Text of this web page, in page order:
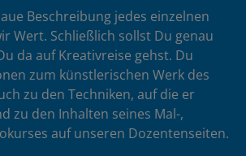
Beschreibung jedes einzelnen
Wert. Schließlich sollst Du genau
da auf Kreativreise gehst. Du
zum künstlerischen Werk des
zu den Techniken, auf die er
zu den Inhalten seines Mal-,
auf unseren Dozentenseiten.